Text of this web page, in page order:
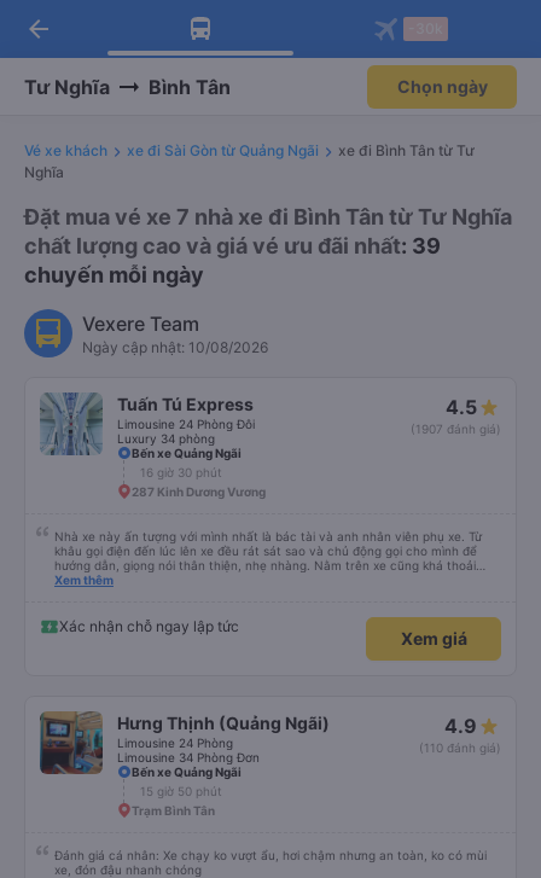
Tải app Vexere ngay!
Nhận ưu đãi thành viên độc
Mở app
Tải app Vexere
-30k/ghế khi đặt vé máy bay qua
Mở app
arrow_back
Tư Nghĩa Bình Tân Chọn ngày
Vé xe khách xe đi Sài Gòn từ Quảng Ngãi
xe đi Bình Tân từ Tư
Nghĩa
Đặt mua vé xe 7 nhà xe đi Bình Tân từ Tư Nghĩa
chất lượng cao và giá vé ưu đãi nhất: 39
chuyến mỗi ngày
Vexere Team
Ngày cập nhật: 10/08/2026
Tuấn Tú Express
Limousine 24 Phòng Đôi
Luxury 34 phòng
4.5
(1907 đánh giá)
Bến xe Quảng Ngãi
16 giờ 30 phút
287 Kinh Dương Vương
Nhà xe này ấn tượng với mình nhất là bác tài và anh nhân viên phụ xe. Từ
khâu gọi điện đến lúc lên xe đều rát sát sao và chủ động gọi cho mình để
hướng dẫn, giọng nói thân thiện, nhẹ nhàng. Nằm trên xe cũng khá thoải
mái, chăn nệm nước suối đầy đủ. Chuyến xe của mình hầu hết là các cô bác
nhưng các anh hướng dẫn mình xuống ở đây không có ma nào dám chở đâu
( vì đây là địa bàn của thế lực xe ôm ngầm, dân chơi cỏ kẹo ke...) Và thế là
Xem thêm
Xác nhận chỗ ngay lập tức
Xem giá
Hưng Thịnh (Quảng Ngãi)
Limousine 24 Phòng
Limousine 34 Phòng Đơn
4.9
(110 đánh giá)
Bến xe Quảng Ngãi
15 giờ 50 phút
Trạm Bình Tân
Đánh giá cá nhân: Xe chạy ko vượt ẩu, hơi chậm nhưng an toàn, ko có mùi
xe, đón đậu nhanh chóng